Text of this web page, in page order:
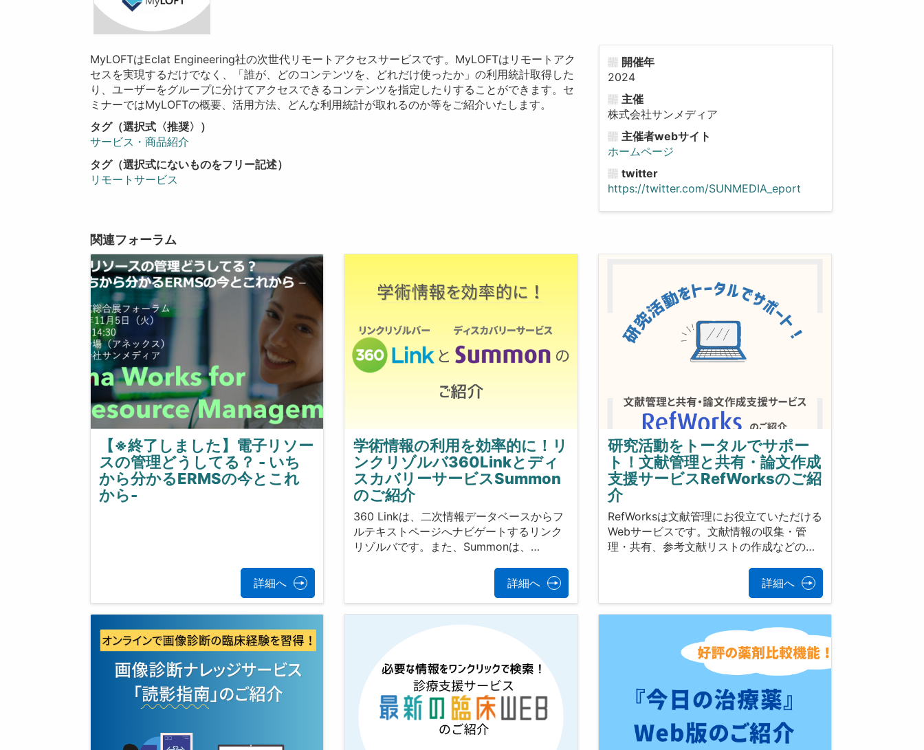
MyLOFTはEclat Engineering社の次世代リモートアクセスサービスです。MyLOFTはリモートアク
セスを実現するだけでなく、「誰が、どのコンテンツを、どれだけ使ったか」の利用統計取得した
り、ユーザーをグループに分けてアクセスできるコンテンツを指定したりすることができます。セ
ミナーではMyLOFTの概要、活用方法、どんな利用統計が取れるのか等をご紹介いたします。
タグ（選択式〈推奨〉）
サービス・商品紹介
タグ（選択式にないものをフリー記述）
リモートサービス
開催年
2024
主催
株式会社サンメディア
主催者webサイト
ホームページ
twitter
https://twitter.com/SUNMEDIA_eport
関連フォーラム
【※終了しました】電子リソー
スの管理どうしてる？ - いち
から分かるERMSの今とこれ
から-
詳細へ
学術情報の利用を効率的に！リ
ンクリゾルバ360Linkとディ
スカバリーサービスSummon
のご紹介
360 Linkは、二次情報データベースからフ
ルテキストページへナビゲートするリンク
リゾルバです。また、Summonは、…
詳細へ
研究活動をトータルでサポー
ト！文献管理と共有・論文作成
支援サービスRefWorksのご紹
介
RefWorksは文献管理にお役立ていただける
Webサービスです。文献情報の収集・管
理・共有、参考文献リストの作成などの…
詳細へ